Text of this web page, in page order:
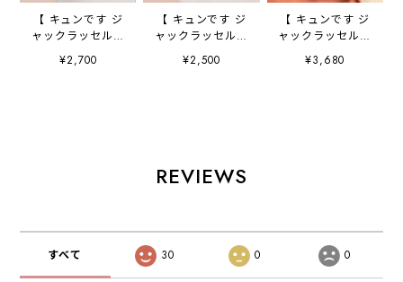
【 キュンです ジ
ャックラッセルテ
リア 】 スマホケ
ース クリアソフ
¥2,700
【 キュンです ジ
ャックラッセルテ
リア 】 キャニス
ター 保存容器
¥2,500
【 キュンです ジ
ャックラッセルテ
リア 】 手帳 スマ
ホケース 犬 う
¥3,680
REVIEWS
すべて 30 0 0